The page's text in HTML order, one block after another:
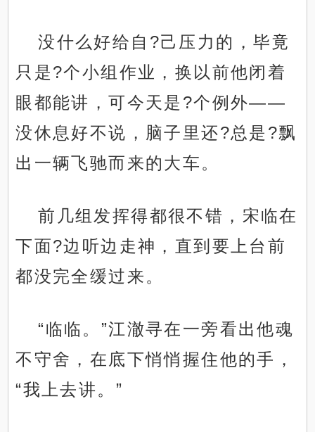
没什么好给自?己压力的，毕竟
只是?个小组作业，换以前他闭着
眼都能讲，可今天是?个例外——
没休息好不说，脑子里还?总是?飘
出一辆飞驰而来的大车。
前几组发挥得都很不错，宋临在
下面?边听边走神，直到要上台前
都没完全缓过来。
“临临。”江澈寻在一旁看出他魂
不守舍，在底下悄悄握住他的手，
“我上去讲。”